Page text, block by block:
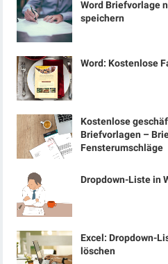
Word Briefvorlage
speichern
Word: Kostenlose
Kostenlose
Briefvorlagen –
Fensterumschläge
Dropdown-Liste in
Excel: Dropdown-
löschen